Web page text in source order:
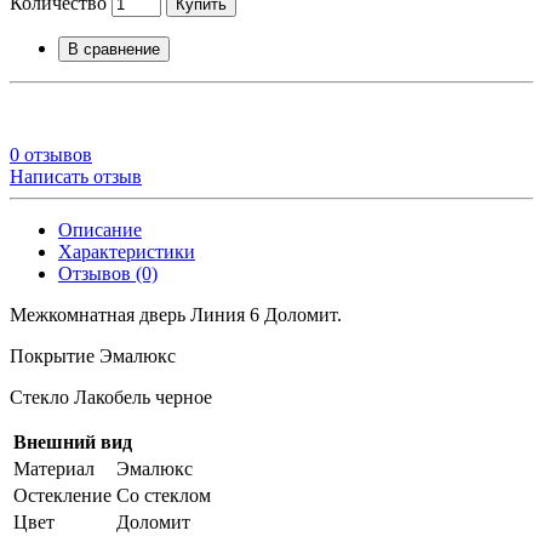
Купить
В сравнение
0 отзывов
Написать отзыв
Описание
Характеристики
Отзывов (0)
Межкомнатная дверь Линия 6 Доломит.
Покрытие Эмалюкс
Стекло Лакобель черное
Внешний вид
Материал
Эмалюкс
Остекление Со стеклом
Цвет
Доломит